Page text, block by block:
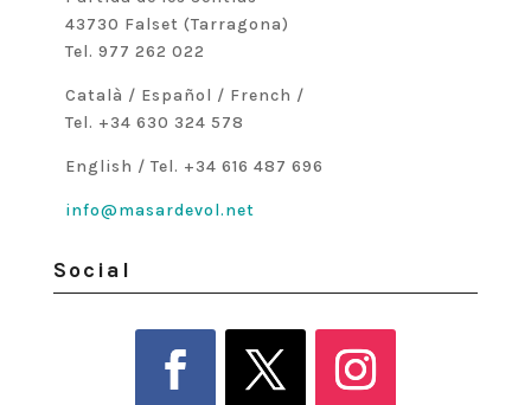
43730 Falset (Tarragona)
Tel. 977 262 022
Català / Español / French /
Tel. +34 630 324 578
English / Tel. +34 616 487 696
info@masardevol.net
Social